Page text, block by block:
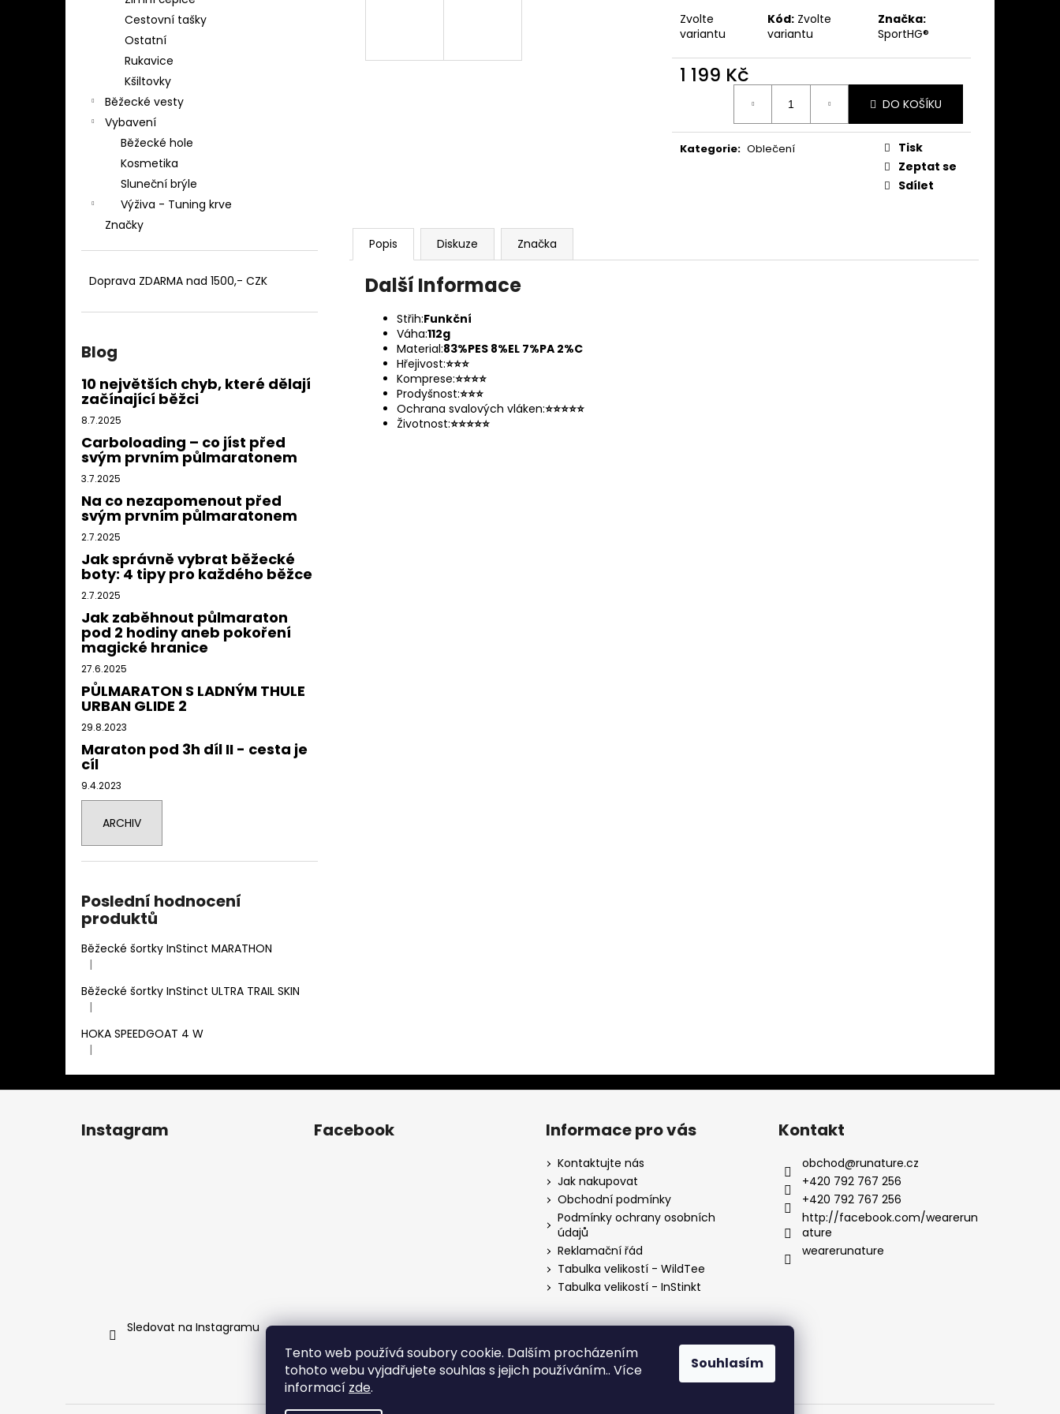
Tento web používá soubory cookie. Dalším procházením
tohoto webu vyjadřujete souhlas s jejich používáním.. Více
informací zde.
Souhlasím
Cestovní tašky
Ostatní
Rukavice
Kšiltovky
Běžecké vesty
Vybavení
Běžecké hole
Kosmetika
Sluneční brýle
Výživa - Tuning krve
Značky
Doprava ZDARMA nad 1500,- CZK
Blog
10 největších chyb, které dělají
začínající běžci
8.7.2025
Carboloading – co jíst před
svým prvním půlmaratonem
3.7.2025
Na co nezapomenout před
svým prvním půlmaratonem
2.7.2025
Jak správně vybrat běžecké
boty: 4 tipy pro každého běžce
2.7.2025
Jak zaběhnout půlmaraton
pod 2 hodiny aneb pokoření
magické hranice
27.6.2025
PŮLMARATON S LADNÝM THULE
URBAN GLIDE 2
29.8.2023
Maraton pod 3h díl II - cesta je
cíl
9.4.2023
ARCHIV
Poslední hodnocení
produktů
Běžecké šortky InStinct MARATHON
Hodnocení produktu je 4 z 5 hvězdiček.
|
Běžecké šortky InStinct ULTRA TRAIL SKIN
Hodnocení produktu je 5 z 5 hvězdiček.
|
HOKA SPEEDGOAT 4 W
Hodnocení produktu je 3 z 5 hvězdiček.
|
Zvolte
variantu
Kód: Zvolte
variantu
Značka:
SportHG®
1 199 Kč
DO KOŠÍKU
Kategorie: Oblečení
Tisk
Zeptat se
Sdílet
Popis Diskuze Značka
Další Informace
Střih:Funkční
Váha:112g
Material:83%PES 8%EL 7%PA 2%C
Hřejivost:⭐⭐⭐
Komprese:⭐⭐⭐⭐
Prodyšnost:⭐⭐⭐
Ochrana svalových vláken:⭐⭐⭐⭐⭐
Životnost:⭐⭐⭐⭐⭐
BĚŽECKÉ TÍLKO EMIL Z
1 099 Kč
Z
Instagram
Sledovat na Instagramu
Facebook Informace pro vás
Kontaktujte nás
Jak nakupovat
Obchodní podmínky
Podmínky ochrany osobních
údajů
Reklamační řád
Tabulka velikostí - WildTee
Tabulka velikostí - InStinkt
Kontakt
obchod@runature.cz
+420 792 767 256
+420 792 767 256
http://facebook.com/wearerun
ature
wearerunature